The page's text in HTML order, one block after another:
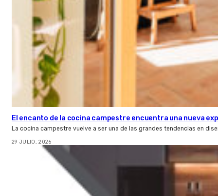
El encanto de la cocina campestre encuentra una nueva
La cocina campestre vuelve a ser una de las grandes tendencias en
29 JULIO, 2026